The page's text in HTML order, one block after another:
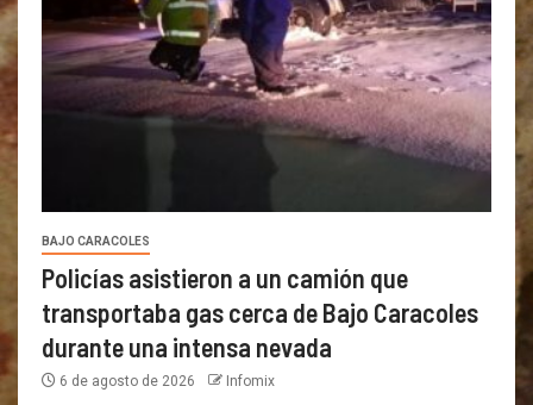
BAJO CARACOLES
Policías asistieron a un camión que
transportaba gas cerca de Bajo Caracoles
durante una intensa nevada
6 de agosto de 2026 Infomix